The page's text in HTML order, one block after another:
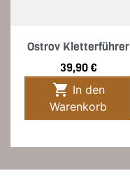
Ostrov Kletterführer
Preis
39,90 €

Warenkorb